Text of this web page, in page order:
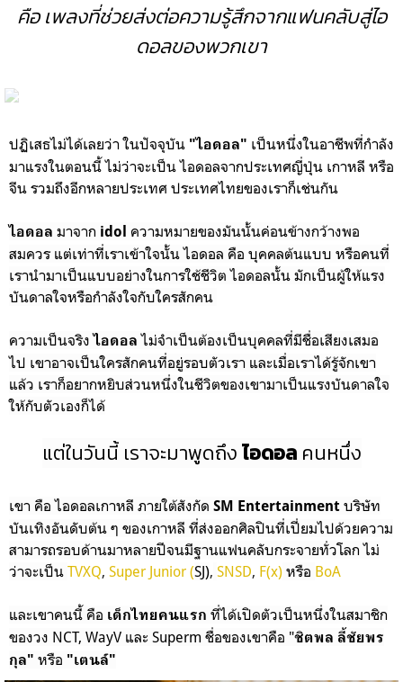
คือเพลงที่ช่วยส่งต่อความรู้สึกจากแฟนคลับสู่ไอ
ดอลของพวกเขา
ปฏิเสธไม่ได้เลยว่า ในปัจจุบัน "ไอดอล" เป็นหนึ่งในอาชีพที่กำลัง
มาแรงในตอนนี้ ไม่ว่าจะเป็น ไอดอลจากประเทศญี่ปุ่น เกาหลี หรือ
จีน รวมถึงอีกหลายประเทศ ประเทศไทยของเราก็เช่นกัน
ไอดอล มาจาก idol ความหมายของมันนั้นค่อนข้างกว้างพอ
สมควร แต่เท่าที่เราเข้าใจนั้น ไอดอล คือ บุคคลต้นแบบ หรือคนที่
เรานำมาเป็นแบบอย่างในการใช้ชีวิต ไอดอลนั้น มักเป็นผู้ให้แรง
บันดาลใจหรือกำลังใจกับใครสักคน
ความเป็นจริงไอดอล ไม่จำเป็นต้องเป็นบุคคลที่มีชื่อเสียงเสมอ
ไป เขาอาจเป็นใครสักคนที่อยู่รอบตัวเรา และเมื่อเราได้รู้จักเขา
แล้ว เราก็อยากหยิบส่วนหนึ่งในชีวิตของเขามาเป็นแรงบันดาลใจ
ให้กับตัวเองก็ได้
แต่ในวันนี้ เราจะมาพูดถึงไอดอลคนหนึ่ง
เขา คือ ไอดอลเกาหลี ภายใต้สังกัด SM Entertainment บริษัท
บันเทิงอันดับต้น ๆ ของเกาหลี ที่ส่งออกศิลปินที่เปี่ยมไปด้วยความ
สามารถรอบด้านมาหลายปีจนมีฐานแฟนคลับกระจายทั่วโลก ไม่
ว่าจะเป็น TVXQ, Super Junior (SJ), SNSD, F(x) หรือ BoA
และเขาคนนี้ คือ เด็กไทยคนแรก ที่ได้เปิดตัวเป็นหนึ่งในสมาชิก
ของวง NCT, WayV และ Superm ชื่อของเขาคือ "ชิตพล ลี้ชัยพร
กุล" หรือ "เตนล์"